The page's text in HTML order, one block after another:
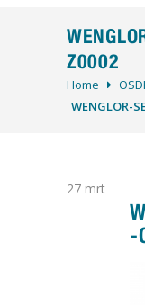
Z0002
Home
WENGLOR-
27 mrt
-